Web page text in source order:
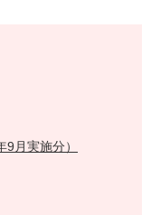
月実施分）